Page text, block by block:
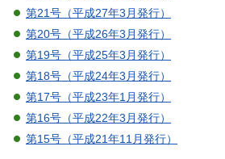
第21号（平成27年3月発行）
第20号（平成26年3月発行）
第19号（平成25年3月発行）
第18号（平成24年3月発行）
第17号（平成23年1月発行）
第16号（平成22年3月発行）
第15号（平成21年11月発行）